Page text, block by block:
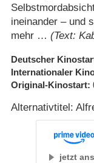
ineinander – und
mehr … (Text:
Deutscher
Internationaler
Original-Kinostart
Alternativtitel:
jetzt